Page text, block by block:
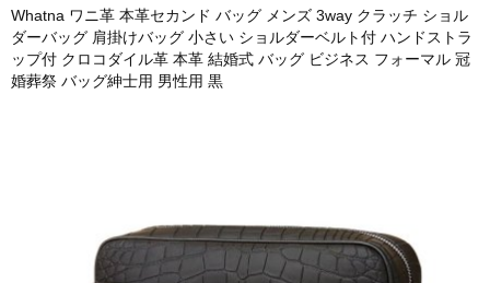
Whatna ワニ革 本革セカンド バッグ メンズ 3way クラッチ ショル
ダーバッグ 肩掛けバッグ 小さい ショルダーベルト付 ハンドストラ
ップ付 クロコダイル革 本革 結婚式 バッグ ビジネス フォーマル 冠
婚葬祭 バッグ紳士用 男性用 黒